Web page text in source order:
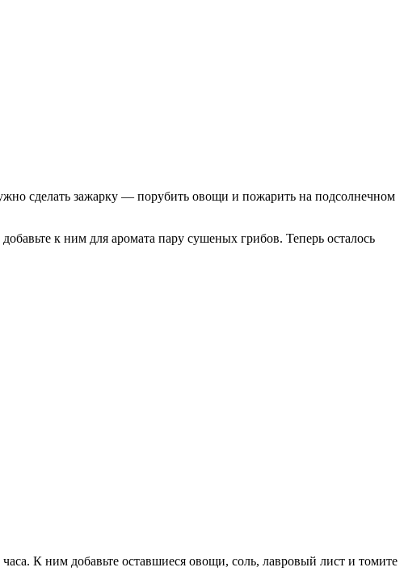
сделать зажарку — порубить овощи и пожарить на подсолнечном
к ним для аромата пару сушеных грибов. Теперь осталось
К ним добавьте оставшиеся овощи, соль, лавровый лист и томите